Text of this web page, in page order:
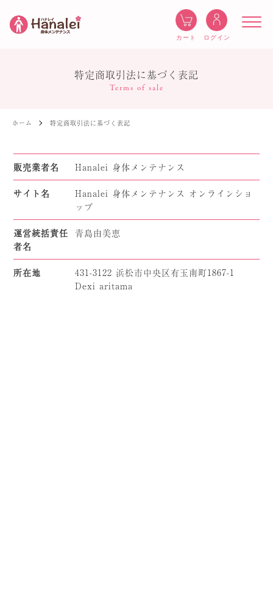
ログイン
カート
特定商取引法に基づく表記
Terms of sale
ホーム 特定商取引法に基づく表記
販売業者名 Hanalei 身体メンテナンス
サイト名
Hanalei 身体メンテナンス オンラインショ
ップ
運営統括責任
者名
青島由美恵
所在地
431-3122 浜松市中央区有玉南町1867-1
Dexi aritama